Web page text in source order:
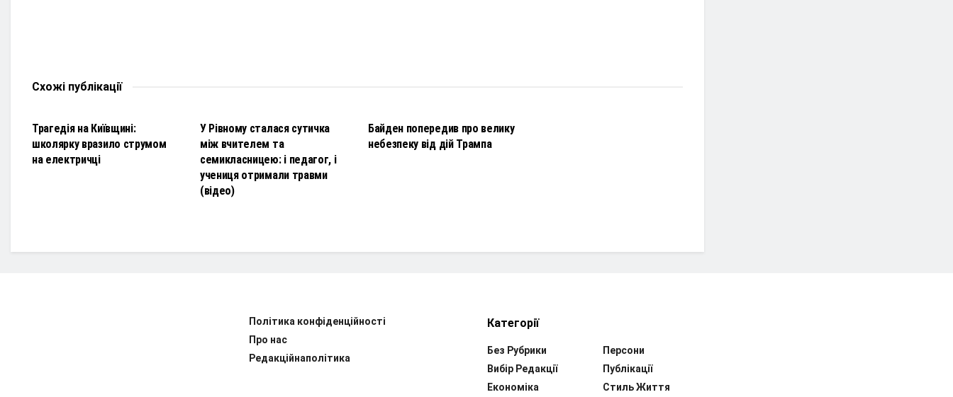
Схожі публікації
Трагедія на Київщині:
школярку вразило струмом
на електричці
У Рівному сталася сутичка
між вчителем та
семикласницею: і педагог, і
учениця отримали травми
(відео)
Байден попередив про велику
небезпеку від дій Трампа
Політика конфіденційності
Про нас
Редакційнаполітика
Категорії
Без Рубрики
Вибір Редакції
Економіка
Персони
Публікації
Стиль Життя